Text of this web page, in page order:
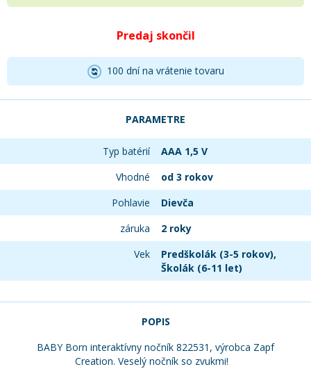
Predaj skončil
100 dní na vrátenie tovaru
PARAMETRE
Typ batérií
AAA 1,5 V
Vhodné
od 3 rokov
Pohlavie
Dievča
záruka
2 roky
Vek
Predškolák (3-5 rokov),
Školák (6-11 let)
POPIS
BABY Born interaktívny nočník 822531, výrobca Zapf
Creation. Veselý nočník so zvukmi!